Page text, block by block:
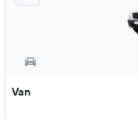
Van